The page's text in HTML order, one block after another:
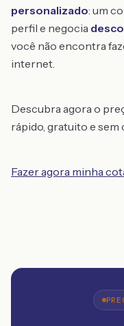
personalizado: um
perfil e negocia
você não encontra
internet.
Descubra agora o
rápido, gratuito e
Fazer agora minha